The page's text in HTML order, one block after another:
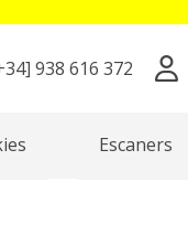
938 616 372
Escaners